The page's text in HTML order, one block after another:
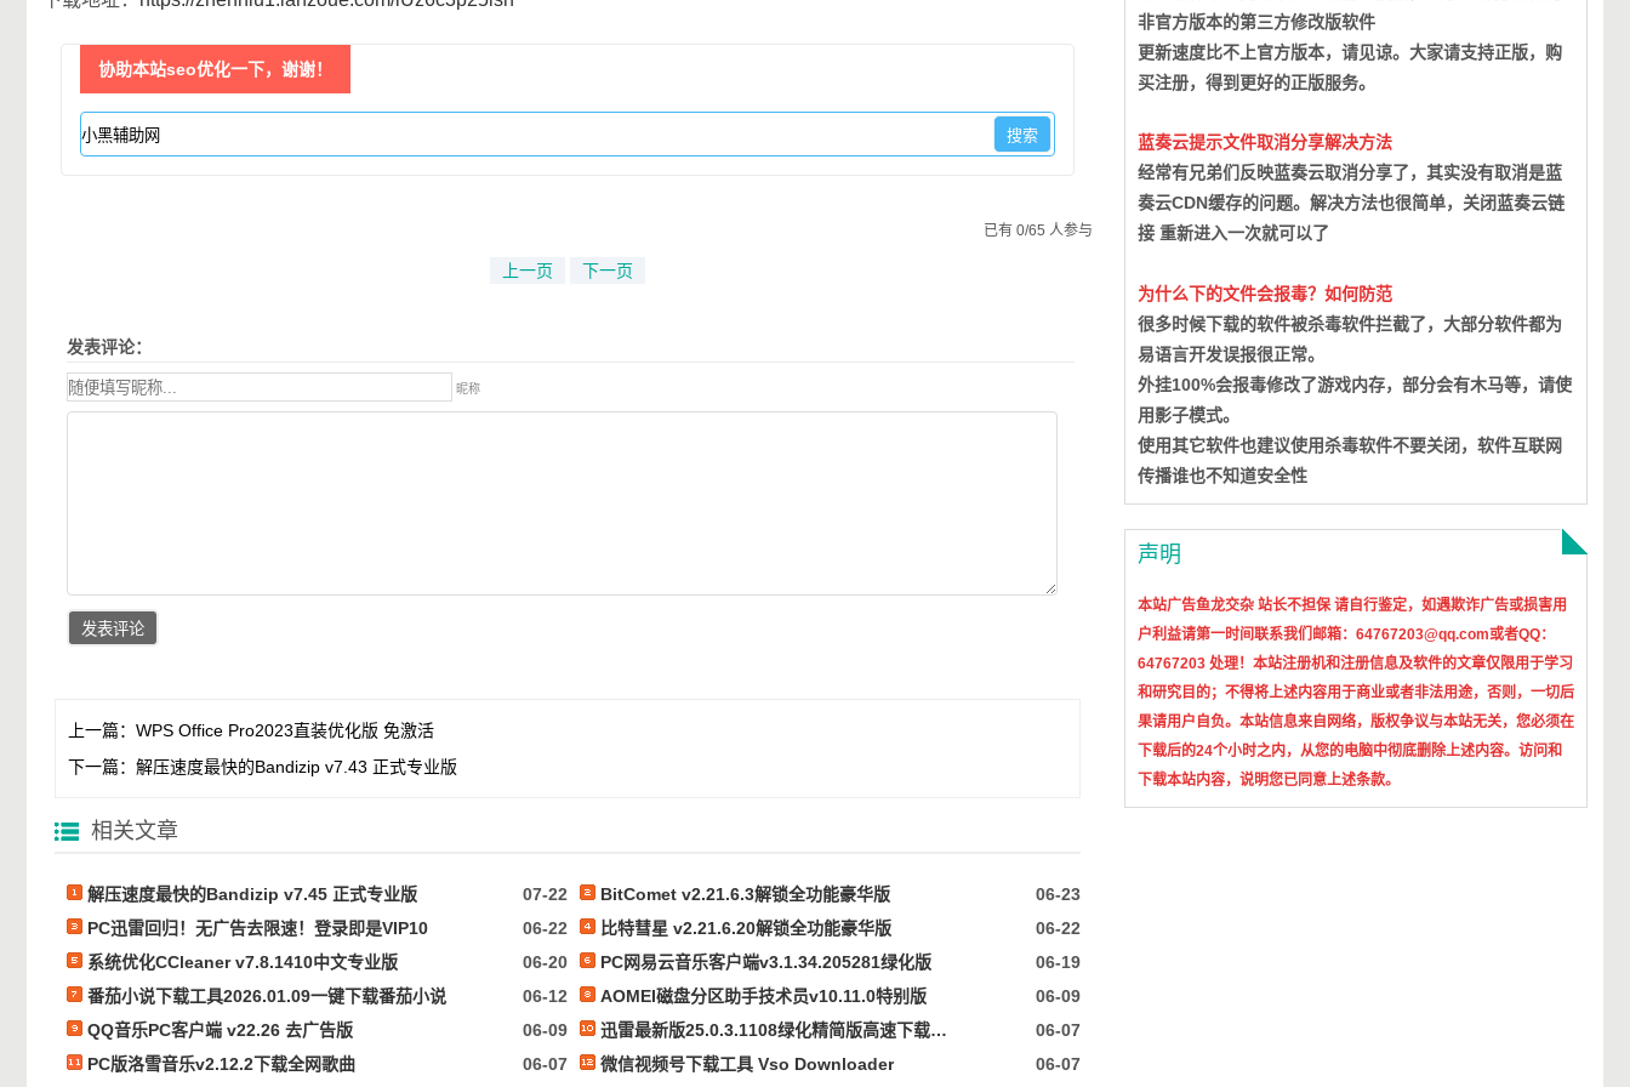
协助本站seo优化一下，谢谢！
已有 0/65 人参与
上一页 下一页
发表评论：
昵称
上一篇： WPS Office Pro2023直装优化版 免激活
下一篇： 解压速度最快的Bandizip v7.43 正式专业版
相关文章
解压速度最快的Bandizip v7.45 正式专业版 07-22 BitComet v2.21.6.3解锁全功能豪华版
06-23
PC迅雷回归！无广告去限速！登录即是VIP10
06-22 比特彗星 v2.21.6.20解锁全功能豪华版
06-22
系统优化CCleaner v7.8.1410中文专业版
06-20 PC网易云音乐客户端v3.1.34.205281绿化版
06-19
番茄小说下载工具2026.01.09一键下载番茄小说
06-12 AOMEI磁盘分区助手技术员v10.11.0特别版
06-09
QQ音乐PC客户端 v22.26 去广告版
06-09 迅雷最新版25.0.3.1108绿化精简版高速下载资源磁力下载
06-07
PC版洛雪音乐v2.12.2下载全网歌曲
06-07 微信视频号下载工具 Vso Downloader 06-07
非官方版本的第三方修改版软件
更新速度比不上官方版本，请见谅。大家请支持正版，购
买注册，得到更好的正版服务。
蓝奏云提示文件取消分享解决方法
经常有兄弟们反映蓝奏云取消分享了，其实没有取消是蓝
奏云CDN缓存的问题。 解决方法也很简单，关闭蓝奏云链
接 重新进入一次就可以了
为什么下的文件会报毒？如何防范
很多时候下载的软件被杀毒软件拦截了，大部分软件都为
易语言开发误报很正常。
外挂100%会报毒修改了游戏内存，部分会有木马等，请使
用影子模式。
使用其它软件也建议使用杀毒软件不要关闭，软件互联网
传播谁也不知道安全性
声明
本站广告鱼龙交杂 站长不担保 请自行鉴定，如遇欺诈广告或损害用
户利益请第一时间联系我们邮箱：64767203@qq.com或者QQ：
64767203 处理！本站注册机和注册信息及软件的文章仅限用于学习
和研究目的；不得将上述内容用于商业或者非法用途，否则，一切后
果请用户自负。本站信息来自网络，版权争议与本站无关，您必须在
下载后的24个小时之内，从您的电脑中彻底删除上述内容。访问和
下载本站内容，说明您已同意上述条款。